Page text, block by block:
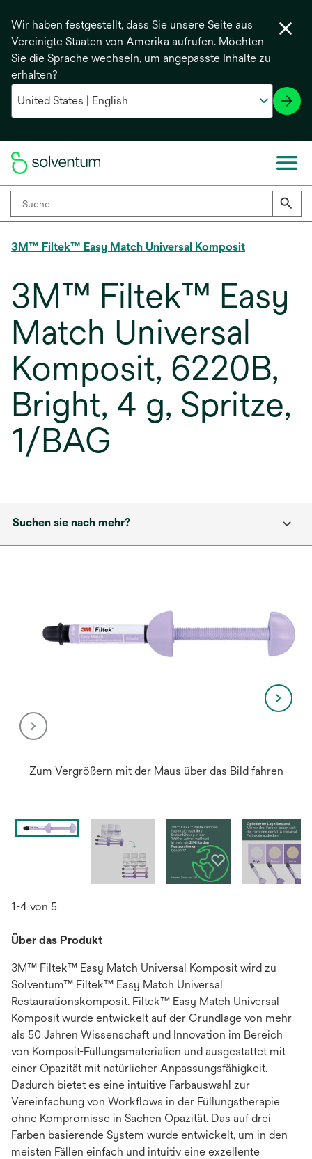
Wir haben festgestellt, dass Sie unsere Seite aus
Vereinigte Staaten von Amerika aufrufen. Möchten
Sie die Sprache wechseln, um angepasste Inhalte zu
erhalten?
3M™ Filtek™ Easy Match Universal Komposit
3M™ Filtek™ Easy
Match Universal
Komposit, 6220B,
Bright, 4 g, Spritze,
1/BAG
Suchen sie nach mehr?
Zum Vergrößern mit der Maus über das Bild fahren
1-4 von 5
Über das Produkt
3M™ Filtek™ Easy Match Universal Komposit wird zu
Solventum™ Filtek™ Easy Match Universal
Restaurationskomposit. Filtek™ Easy Match Universal
Komposit wurde entwickelt auf der Grundlage von mehr
als 50 Jahren Wissenschaft und Innovation im Bereich
von Komposit-Füllungsmaterialien und ausgestattet mit
einer Opazität mit natürlicher Anpassungsfähigkeit.
Dadurch bietet es eine intuitive Farbauswahl zur
Vereinfachung von Workflows in der Füllungstherapie
ohne Kompromisse in Sachen Opazität. Das auf drei
Farben basierende System wurde entwickelt, um in den
meisten Fällen einfach und intuitiv eine exzellente